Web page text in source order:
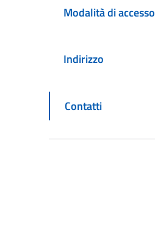
Modalità di accesso
Indirizzo
Contatti